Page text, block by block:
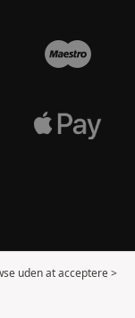
uden at acceptere >